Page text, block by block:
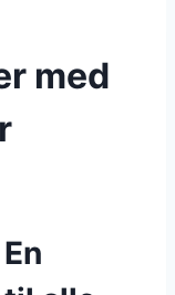
med